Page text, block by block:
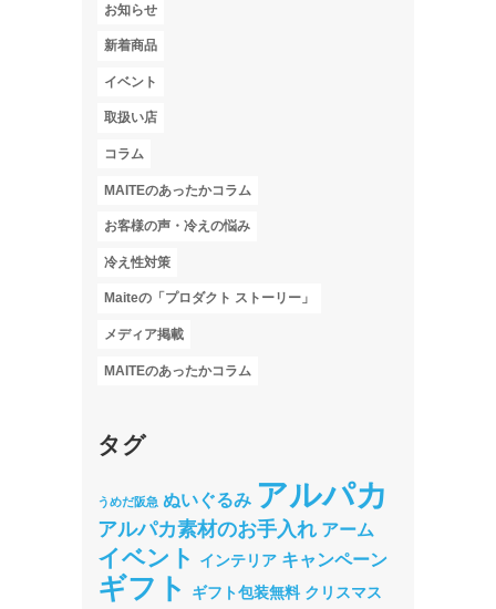
お知らせ
新着商品
イベント
取扱い店
コラム
MAITEのあったかコラム
お客様の声・冷えの悩み
冷え性対策
Maiteの「プロダクト ストーリー」
メディア掲載
MAITEのあったかコラム
タグ
うめだ阪急 ぬいぐるみ アルパカ
アルパカ素材のお手入れ アーム
イベント インテリア キャンペーン
ギフト ギフト包装無料 クリスマス